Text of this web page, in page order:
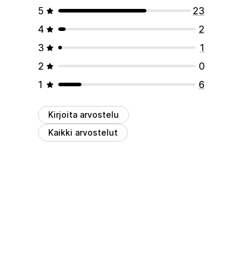
5
23
4
2
3
1
2
0
1
6
Kirjoita arvostelu
Kaikki arvostelut